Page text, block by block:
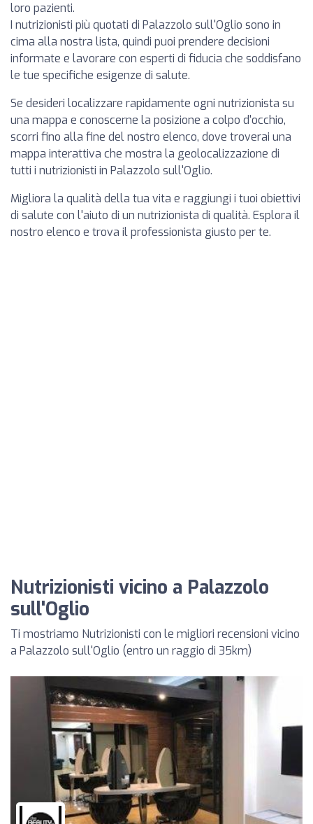
loro pazienti.
I nutrizionisti più quotati di Palazzolo sull'Oglio sono in
cima alla nostra lista, quindi puoi prendere decisioni
informate e lavorare con esperti di fiducia che soddisfano
le tue specifiche esigenze di salute.
Se desideri localizzare rapidamente ogni nutrizionista su
una mappa e conoscerne la posizione a colpo d'occhio,
scorri fino alla fine del nostro elenco, dove troverai una
mappa interattiva che mostra la geolocalizzazione di
tutti i nutrizionisti in Palazzolo sull'Oglio.
Migliora la qualità della tua vita e raggiungi i tuoi obiettivi
di salute con l'aiuto di un nutrizionista di qualità. Esplora il
nostro elenco e trova il professionista giusto per te.
Nutrizionisti vicino a Palazzolo
sull'Oglio
Ti mostriamo Nutrizionisti con le migliori recensioni vicino
a Palazzolo sull'Oglio (entro un raggio di 35km)